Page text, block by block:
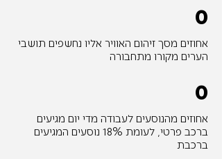
0
אחוזים מסך זיהום האוויר אליו נחשפים תושבי
הערים מקורו מתחבורה
0
אחוזים מהנוסעים לעבודה מדי יום מגיעים
ברכב פרטי, לעומת 18% נוסעים המגיעים
ברכבת